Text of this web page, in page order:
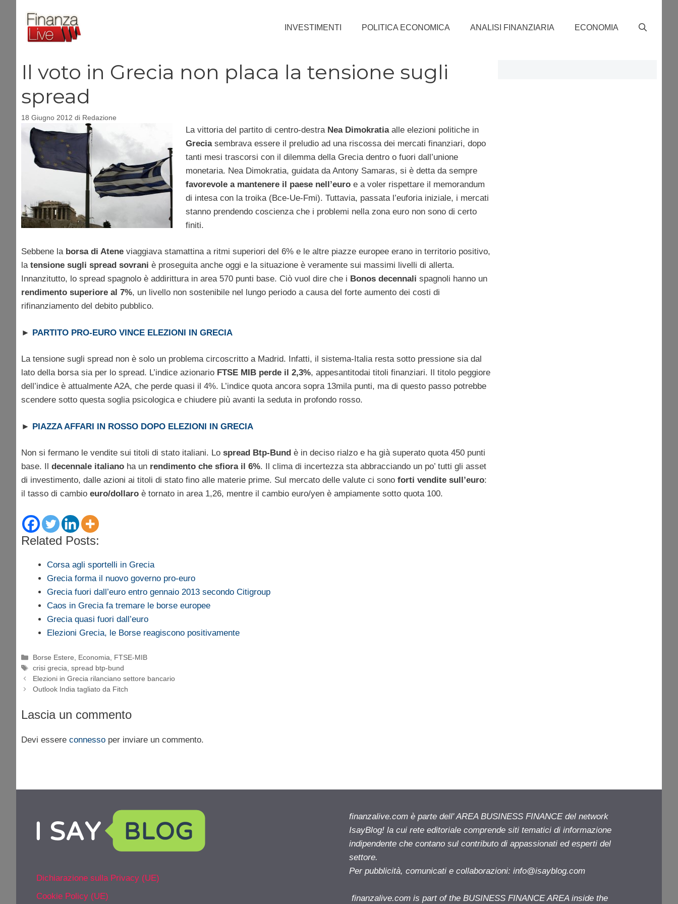
contenuto
INVESTIMENTI POLITICA ECONOMICA ANALISI FINANZIARIA ECONOMIA
Il voto in Grecia non placa la tensione sugli
spread
18 Giugno 2012 di Redazione
La vittoria del partito di centro-destra Nea Dimokratiaalle elezioni politiche in
Greciasembrava essere il preludio ad una riscossa dei mercati finanziari, dopo
tanti mesi trascorsi con il dilemma della Grecia dentro o fuori dall’unione
monetaria. Nea Dimokratia, guidata da Antony Samaras, si è detta da sempre
favorevole a mantenere il paese nell’euro e a voler rispettare il memorandum
di intesa con la troika (Bce-Ue-Fmi). Tuttavia, passata l’euforia iniziale, i mercati
stanno prendendo coscienza che i problemi nella zona euro non sono di certo
finiti.
Sebbene la borsa di Atene viaggiava stamattina a ritmi superiori del 6% e le altre piazze europee erano in territorio positivo,
la tensione sugli spread sovrani è proseguita anche oggi e la situazione è veramente sui massimi livelli di allerta.
Innanzitutto, lo spread spagnolo è addirittura in area 570 punti base. Ciò vuol dire che i Bonos decennali spagnoli hanno un
rendimento superiore al 7%, un livello non sostenibile nel lungo periodo a causa del forte aumento dei costi di
rifinanziamento del debito pubblico.
► PARTITO PRO-EURO VINCE ELEZIONI IN GRECIA
La tensione sugli spread non è solo un problema circoscritto a Madrid. Infatti, il sistema-Italia resta sotto pressione sia dal
lato della borsa sia per lo spread. L’indice azionario FTSE MIB perde il 2,3%, appesantitodai titoli finanziari. Il titolo peggiore
dell’indice è attualmente A2A, che perde quasi il 4%. L’indice quota ancora sopra 13mila punti, ma di questo passo potrebbe
scendere sotto questa soglia psicologica e chiudere più avanti la seduta in profondo rosso.
► PIAZZA AFFARI IN ROSSO DOPO ELEZIONI IN GRECIA
Non si fermano le vendite sui titoli di stato italiani. Lo spread Btp-Bund è in deciso rialzo e ha già superato quota 450 punti
base. Il decennale italiano ha un rendimento che sfiora il 6%. Il clima di incertezza sta abbracciando un po’ tutti gli asset
di investimento, dalle azioni ai titoli di stato fino alle materie prime. Sul mercato delle valute ci sono forti vendite sull’euro:
il tasso di cambio euro/dollaro è tornato in area 1,26, mentre il cambio euro/yen è ampiamente sotto quota 100.
Related Posts:
Corsa agli sportelli in Grecia
Grecia forma il nuovo governo pro-euro
Grecia fuori dall’euro entro gennaio 2013 secondo Citigroup
Caos in Grecia fa tremare le borse europee
Grecia quasi fuori dall’euro
Elezioni Grecia, le Borse reagiscono positivamente
Categorie
Borse Estere Economia
FTSE-MIB
Tag
crisi grecia ,spread btp-bund
Elezioni in Grecia rilanciano settore bancario
Outlook India tagliato da Fitch
Lascia un commento
Devi essere connesso per inviare un commento.
Dichiarazione sulla Privacy (UE)
Cookie Policy (UE)
finanzalive.com è parte dell' AREA BUSINESS FINANCE del network
IsayBlog! la cui rete editoriale comprende siti tematici di informazione
indipendente che contano sul contributo di appassionati ed esperti del
settore.
Per pubblicità, comunicati e collaborazioni: info@isayblog.com
finanzalive.com is part of the BUSINESS FINANCE AREA inside the